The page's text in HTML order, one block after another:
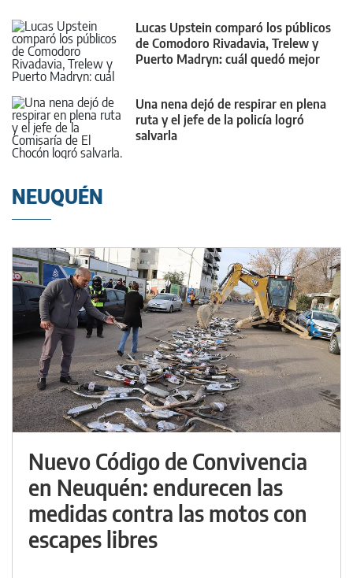
Lucas Upstein comparó los públicos
de Comodoro Rivadavia, Trelew y
Puerto Madryn: cuál quedó mejor
Una nena dejó de respirar en plena
ruta y el jefe de la policía logró
salvarla
NEUQUÉN
Nuevo Código de Convivencia
en Neuquén: endurecen las
medidas contra las motos con
escapes libres